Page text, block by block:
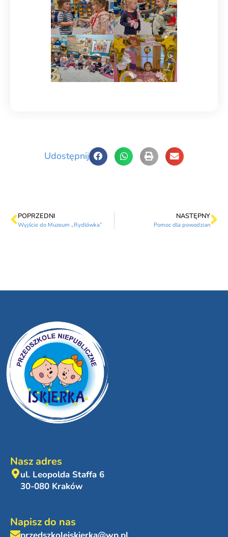
Udostępnij
POPRZEDNI
Wyjście do Muzeum „Rydlówka”
NASTĘPNY
Pomoc dla powodzian
Nasz adres
ul. Leopolda Staffa 6
30-080 Kraków
Napisz do nas